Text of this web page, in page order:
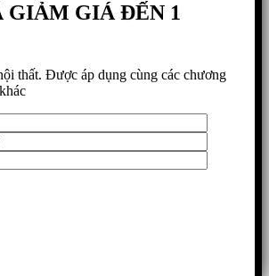
GIẢM GIÁ ĐẾN 1
thất. Được áp dụng cùng các chương